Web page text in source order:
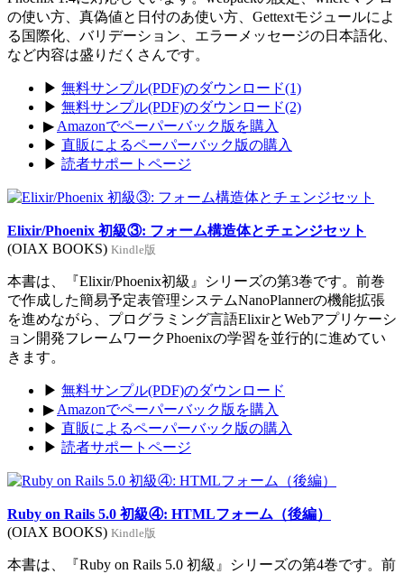
の使い方、真偽値と日付のあ使い方、Gettextモジュールによ
る国際化、バリデーション、エラーメッセージの日本語化、
など内容は盛りだくさんです。
▶ 無料サンプル(PDF)のダウンロード(1)
▶ 無料サンプル(PDF)のダウンロード(2)
▶ Amazonでペーパーバック版を購入
▶ 直販によるペーパーバック版の購入
▶ 読者サポートページ
Elixir/Phoenix 初級③: フォーム構造体とチェンジセット
(OIAX BOOKS) Kindle版
本書は、『Elixir/Phoenix初級』シリーズの第3巻です。前巻
で作成した簡易予定表管理システムNanoPlannerの機能拡張
を進めながら、プログラミング言語ElixirとWebアプリケーシ
ョン開発フレームワークPhoenixの学習を並行的に進めてい
きます。
▶ 無料サンプル(PDF)のダウンロード
▶ Amazonでペーパーバック版を購入
▶ 直販によるペーパーバック版の購入
▶ 読者サポートページ
Ruby on Rails 5.0 初級④: HTMLフォーム（後編）
(OIAX BOOKS) Kindle版
本書は、『Ruby on Rails 5.0 初級』シリーズの第4巻です。前